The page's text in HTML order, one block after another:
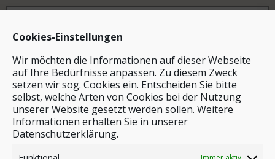
Cookies-Einstellungen
Wir möchten die Informationen auf dieser Webseite
auf Ihre Bedürfnisse anpassen. Zu diesem Zweck
setzen wir sog. Cookies ein. Entscheiden Sie bitte
selbst, welche Arten von Cookies bei der Nutzung
unserer Website gesetzt werden sollen. Weitere
Informationen erhalten Sie in unserer
Datenschutzerklärung.
Archiv
Stichwortsuche